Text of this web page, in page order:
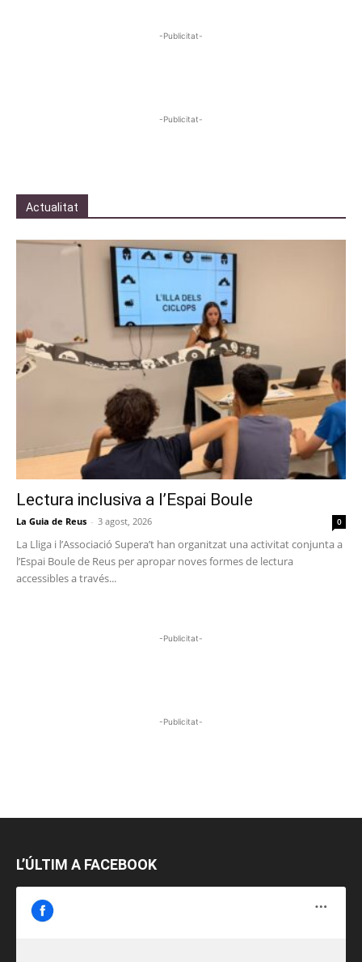
-Publicitat-
-Publicitat-
Actualitat
Lectura inclusiva a l’Espai Boule
La Guia de Reus - 3 agost, 2026 0
La Lliga i l’Associació Supera’t han organitzat una activitat conjunta a
l’Espai Boule de Reus per apropar noves formes de lectura
accessibles a través...
-Publicitat-
-Publicitat-
L’ÚLTIM A FACEBOOK